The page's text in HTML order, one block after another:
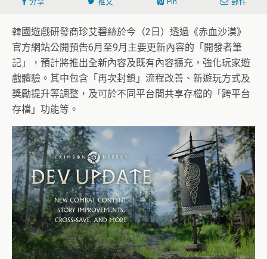
韓國遊戲研發商珍艾碧絲於今（2日）透過《赤血沙漠》
官方網站公開預告6月至9月主要更新內容的「開發者筆
記」，預計將推出全新內容及既有內容擴充，強化玩家遊
戲體驗。其中包含「再次封鎖」流程改善、新遊玩方式及
獎勵提升等調整，及可於不同平台間共享存檔的「跨平台
存檔」功能等。